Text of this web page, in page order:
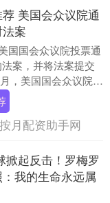
美国会众议院通
案
国国会众议院投票通
案，并将法案提交
，美国国会众议院能
1的结果通过了《阳
按月配资助手网
掀起反击！罗梅罗
我的生命永远属